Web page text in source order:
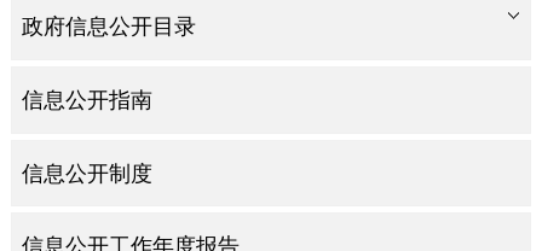
政府信息公开目录
信息公开指南
信息公开制度